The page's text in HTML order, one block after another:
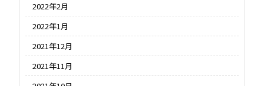
2022年2月
2022年1月
2021年12月
2021年11月